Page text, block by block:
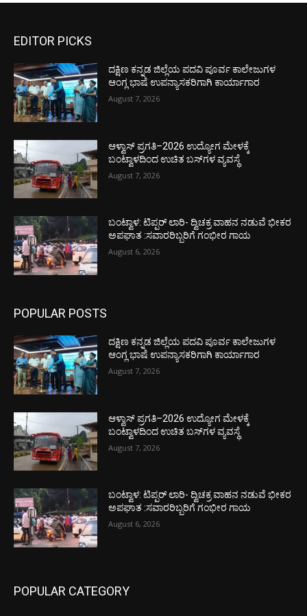
EDITOR PICKS
ದಕ್ಷಿಣ ಕನ್ನಡ ಜಿಲ್ಲೆಯ ಪದವಿ ಪೂರ್ವ ಕಾಲೇಜುಗಳ
ಆಂಗ್ಲ ಭಾಷೆ ಉಪನ್ಯಾಸಕರಿಗಾಗಿ ಕಾರ್ಯಾಗಾರ
August 7, 2026
ಆಳ್ವಾಸ್ ಪ್ರಗತಿ–2026 ಉದ್ಯೋಗ ಮೇಳಕ್ಕೆ
ಬಂಟ್ವಾಳದಿಂದ ಉಚಿತ ಬಸ್‌ಗಳ ವ್ಯವಸ್ಥೆ
August 7, 2026
ಬಂಟ್ವಾಳ: ಟಿಪ್ಪರ್ ಲಾರಿ- ದ್ವಿಚಕ್ರ ವಾಹನ ನಡುವೆ ಭೀಕರ
ಅಪಘಾತ :ಸವಾರರಿಬ್ಬರಿಗೆ ಗಂಭೀರ ಗಾಯ
August 6, 2026
POPULAR POSTS
ದಕ್ಷಿಣ ಕನ್ನಡ ಜಿಲ್ಲೆಯ ಪದವಿ ಪೂರ್ವ ಕಾಲೇಜುಗಳ
ಆಂಗ್ಲ ಭಾಷೆ ಉಪನ್ಯಾಸಕರಿಗಾಗಿ ಕಾರ್ಯಾಗಾರ
August 7, 2026
ಆಳ್ವಾಸ್ ಪ್ರಗತಿ–2026 ಉದ್ಯೋಗ ಮೇಳಕ್ಕೆ
ಬಂಟ್ವಾಳದಿಂದ ಉಚಿತ ಬಸ್‌ಗಳ ವ್ಯವಸ್ಥೆ
August 7, 2026
ಬಂಟ್ವಾಳ: ಟಿಪ್ಪರ್ ಲಾರಿ- ದ್ವಿಚಕ್ರ ವಾಹನ ನಡುವೆ ಭೀಕರ
ಅಪಘಾತ :ಸವಾರರಿಬ್ಬರಿಗೆ ಗಂಭೀರ ಗಾಯ
August 6, 2026
POPULAR CATEGORY